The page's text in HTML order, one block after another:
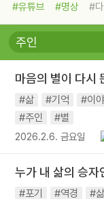
#유튜브 #명상 #
#비전캠프
#독서캠
#희망
#나눔 #친구
#독서
#건강 #면
마음의 별이 다시
#삶 #기억 #이야
#주인
#별
2026.2.6. 금요일
누가 내 삶의 승자
#포기 #역경 #삶